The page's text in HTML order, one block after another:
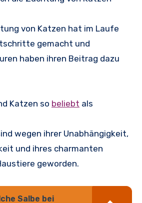
von Katzen hat im Laufe
gemacht und
haben ihren Beitrag dazu
Katzen so beliebt als
wegen ihrer Unabhängigkeit,
und ihres charmanten
geworden.
Salbe bei